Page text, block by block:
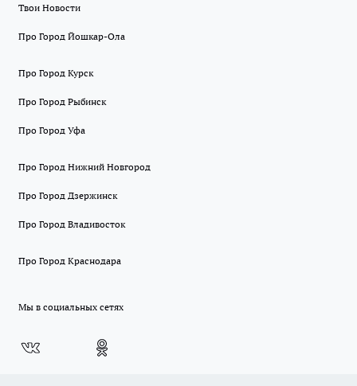
Твои Новости
Про Город Йошкар-Ола
Про Город Курск
Про Город Рыбинск
Про Город Уфа
Про Город Нижний Новгород
Про Город Дзержинск
Про Город Владивосток
Про Город Краснодара
Мы в социальных сетях